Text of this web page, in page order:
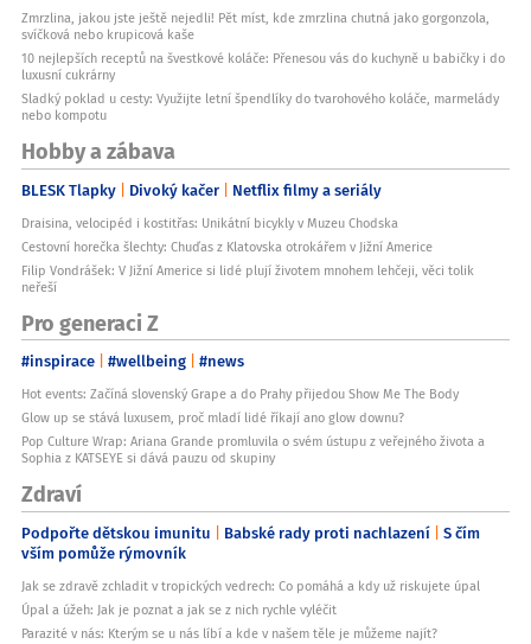
Zmrzlina, jakou jste ještě nejedli! Pět míst, kde zmrzlina chutná jako gorgonzola,
svíčková nebo krupicová kaše
10 nejlepších receptů na švestkové koláče: Přenesou vás do kuchyně u babičky i do
luxusní cukrárny
Sladký poklad u cesty: Využijte letní špendlíky do tvarohového koláče, marmelády
nebo kompotu
Hobby a zábava
BLESK Tlapky Divoký kačer Netflix filmy a seriály
Draisina, velocipéd i kostitřas: Unikátní bicykly v Muzeu Chodska
Cestovní horečka šlechty: Chuďas z Klatovska otrokářem v Jižní Americe
Filip Vondrášek: V Jižní Americe si lidé plují životem mnohem lehčeji, věci tolik
neřeší
Pro generaci Z
#inspirace #wellbeing #news
Hot events: Začíná slovenský Grape a do Prahy přijedou Show Me The Body
Glow up se stává luxusem, proč mladí lidé říkají ano glow downu?
Pop Culture Wrap: Ariana Grande promluvila o svém ústupu z veřejného života a
Sophia z KATSEYE si dává pauzu od skupiny
Zdraví
Podpořte dětskou imunitu Babské rady proti nachlazení S čím
vším pomůže rýmovník
Jak se zdravě zchladit v tropických vedrech: Co pomáhá a kdy už riskujete úpal
Úpal a úžeh: Jak je poznat a jak se z nich rychle vyléčit
Parazité v nás: Kterým se u nás líbí a kde v našem těle je můžeme najít?